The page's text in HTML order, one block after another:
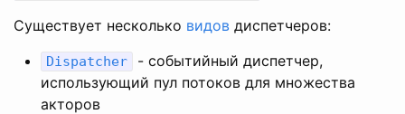
Существует несколько видов диспетчеров:
Dispatcher
- событийный диспетчер,
использующий пул потоков для множества
акторов